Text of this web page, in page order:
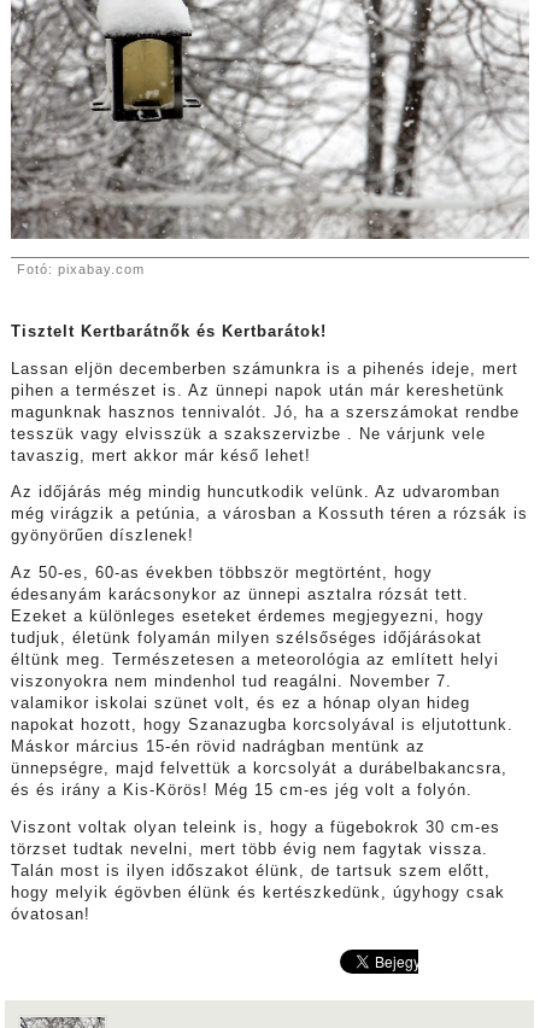
Fotó: pixabay.com
Tisztelt Kertbarátnők és Kertbarátok!
Lassan eljön decemberben számunkra is a pihenés ideje, mert
pihen a természet is. Az ünnepi napok után már kereshetünk
magunknak hasznos tennivalót. Jó, ha a szerszámokat rendbe
tesszük vagy elvisszük a szakszervizbe . Ne várjunk vele
tavaszig, mert akkor már késő lehet!
Az időjárás még mindig huncutkodik velünk. Az udvaromban
még virágzik a petúnia, a városban a Kossuth téren a rózsák is
gyönyörűen díszlenek!
Az 50-es, 60-as években többször megtörtént, hogy
édesanyám karácsonykor az ünnepi asztalra rózsát tett.
Ezeket a különleges eseteket érdemes megjegyezni, hogy
tudjuk, életünk folyamán milyen szélsőséges időjárásokat
éltünk meg. Természetesen a meteorológia az említett helyi
viszonyokra nem mindenhol tud reagálni. November 7.
valamikor iskolai szünet volt, és ez a hónap olyan hideg
napokat hozott, hogy Szanazugba korcsolyával is eljutottunk.
Máskor március 15-én rövid nadrágban mentünk az
ünnepségre, majd felvettük a korcsolyát a durábelbakancsra,
és és irány a Kis-Körös! Még 15 cm-es jég volt a folyón.
Viszont voltak olyan teleink is, hogy a fügebokrok 30 cm-es
törzset tudtak nevelni, mert több évig nem fagytak vissza.
Talán most is ilyen időszakot élünk, de tartsuk szem előtt,
hogy melyik égövben élünk és kertészkedünk, úgyhogy csak
óvatosan!